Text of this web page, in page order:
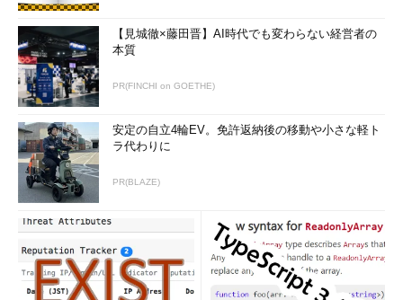
【見城徹×藤田晋】AI時代でも変わらない経営者の
本質
PR(FINCHI on GOETHE)
安定の自立4輪EV。免許返納後の移動や小さな軽ト
ラ代わりに
PR(BLAZE)